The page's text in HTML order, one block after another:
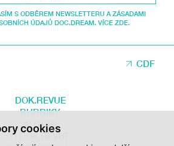
cookies
S ODBĚREM NEWSLETTERU A ZÁSADAMI
ÚDAJŮ DOC.DREAM. VÍCE ZDE.
CDF
DOK.REVUE
RUBRIKY
AUTOŘI
O DOK.REVUE